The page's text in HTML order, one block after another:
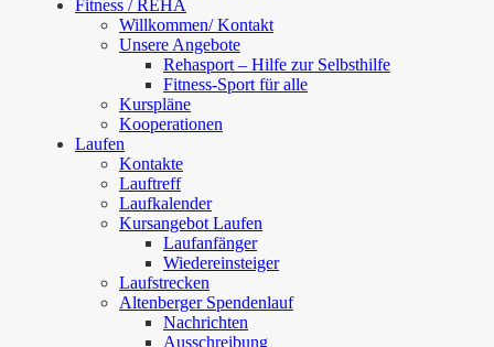
Fitness / REHA
Willkommen/ Kontakt
Unsere Angebote
Rehasport – Hilfe zur Selbsthilfe
Fitness-Sport für alle
Kurspläne
Kooperationen
Laufen
Kontakte
Lauftreff
Laufkalender
Kursangebot Laufen
Laufanfänger
Wiedereinsteiger
Laufstrecken
Altenberger Spendenlauf
Nachrichten
Ausschreibung